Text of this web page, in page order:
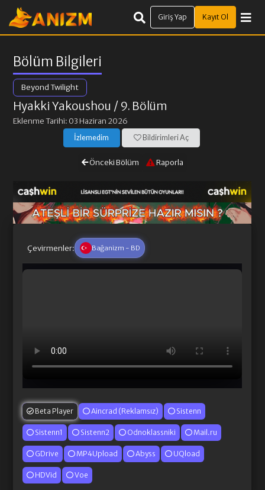
Giriş Yap Kayıt Ol
Bölüm Bilgileri
Beyond Twilight
Hyakki Yakoushou / 9. Bölüm
Eklenme Tarihi: 03 Haziran 2026
İzlemedim Bildirimleri Aç
Önceki Bölüm Raporla
Çevirmenler: Bağanizm - BD
Beta Player Aincrad (Reklamsız) Sistenn
Sistenn1 Sistenn2 Odnoklassniki Mail.ru
GDrive MP4Upload Abyss UQload
HDVid Voe